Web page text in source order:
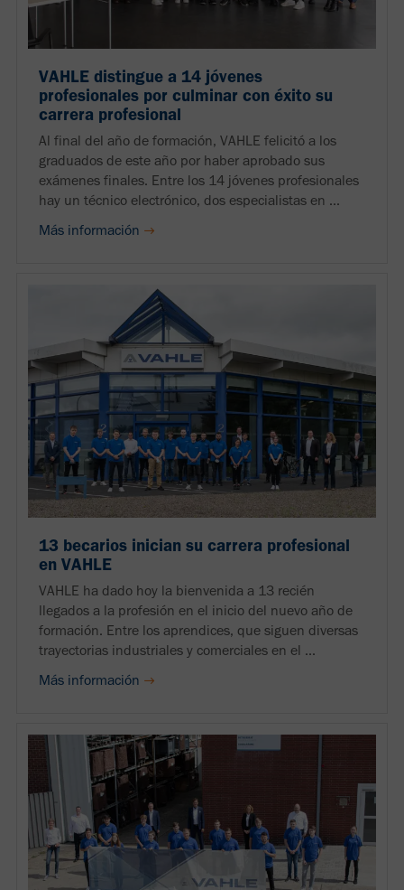
VAHLE distingue a 14 jóvenes
profesionales por culminar con éxito su
carrera profesional
Al final del año de formación, VAHLE felicitó a los
graduados de este año por haber aprobado sus
exámenes finales. Entre los 14 jóvenes profesionales
hay un técnico electrónico, dos especialistas en ...
Más información
13 becarios inician su carrera profesional
en VAHLE
VAHLE ha dado hoy la bienvenida a 13 recién
llegados a la profesión en el inicio del nuevo año de
formación. Entre los aprendices, que siguen diversas
trayectorias industriales y comerciales en el ...
Más información